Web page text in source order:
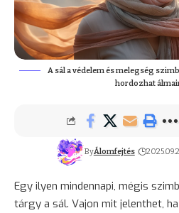
A sál a védelem és melegség
hordozhat
ByÁlomfejtés
Egy ilyen mindennapi, mégis
tárgy a sál. Vajon mit jelenthet,